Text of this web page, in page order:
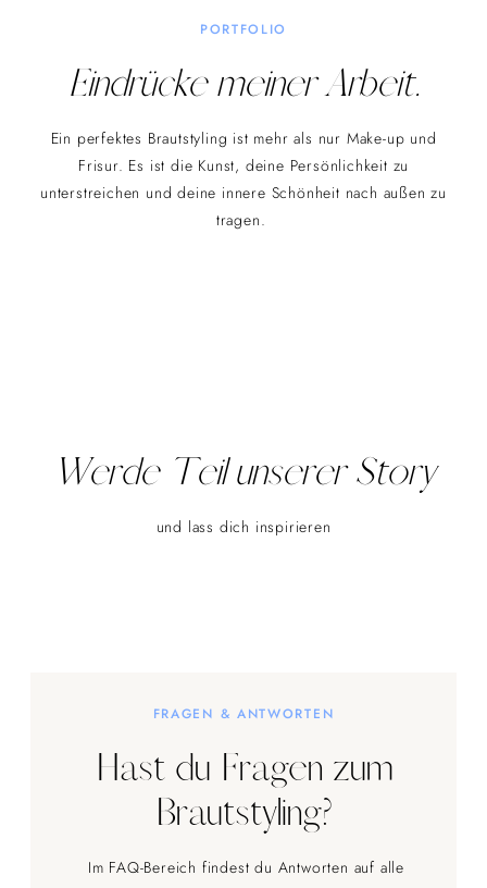
PORTFOLIO
Eindrücke meiner Arbeit.
Ein perfektes Brautstyling ist mehr als nur Make-up und
Frisur. Es ist die Kunst, deine Persönlichkeit zu
unterstreichen und deine innere Schönheit nach außen zu
tragen.
Werde Teil unserer Story
und lass dich inspirieren
FRAGEN & ANTWORTEN
Hast du Fragen zum
Brautstyling?
Im FAQ-Bereich findest du Antworten auf alle